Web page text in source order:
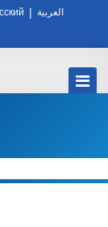
| العربية